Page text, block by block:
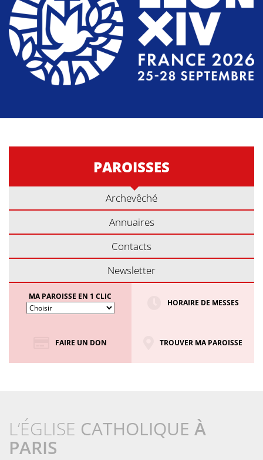
PAROISSES
Archevêché
Annuaires
Contacts
Newsletter
MA PAROISSE EN 1 CLIC
HORAIRE DE MESSES
FAIRE UN DON TROUVER MA PAROISSE
L’ÉGLISE CATHOLIQUE À
PARIS